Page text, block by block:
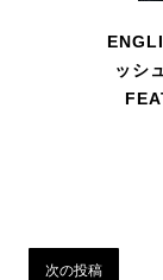
ッシ
次の投稿